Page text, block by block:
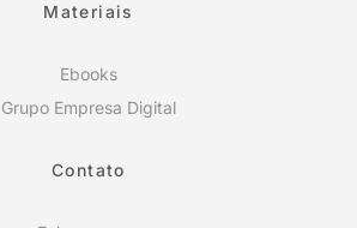
Materiais
Ebooks
Grupo Empresa Digital
Contato